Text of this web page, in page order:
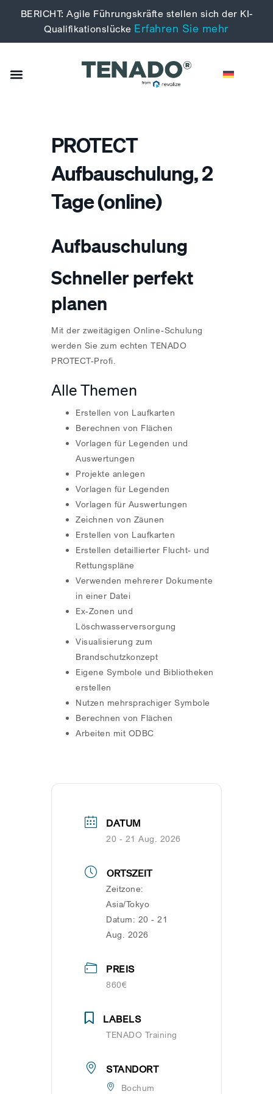
BERICHT: Agile Führungskräfte stellen sich der KI-
Qualifikationslücke Erfahren Sie mehr
PROTECT
Aufbauschulung, 2
Tage (online)
Aufbauschulung
Schneller perfekt
planen
Mit der zweitägigen Online-Schulung
werden Sie zum echten TENADO
PROTECT-Profi.
Alle Themen
Erstellen von Laufkarten
Berechnen von Flächen
Vorlagen für Legenden und
Auswertungen
Projekte anlegen
Vorlagen für Legenden
Vorlagen für Auswertungen
Zeichnen von Zäunen
Erstellen von Laufkarten
Erstellen detaillierter Flucht- und
Rettungspläne
Verwenden mehrerer Dokumente
in einer Datei
Ex-Zonen und
Löschwasserversorgung
Visualisierung zum
Brandschutzkonzept
Eigene Symbole und Bibliotheken
erstellen
Nutzen mehrsprachiger Symbole
Berechnen von Flächen
Arbeiten mit ODBC
DATUM
20 - 21 Aug. 2026
ORTSZEIT
Zeitzone:
Asia/Tokyo
Datum: 20 - 21
Aug. 2026
PREIS
860€
LABELS
TENADO Training
STANDORT
Bochum